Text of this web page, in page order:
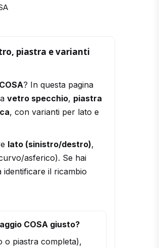
piastra e varianti
? In questa pagina
vetro specchio, piastra
, con varianti per lato e
lato (sinistro/destro),
asferico). Se hai
identificare il ricambio
COSA giusto?
o piastra completa),